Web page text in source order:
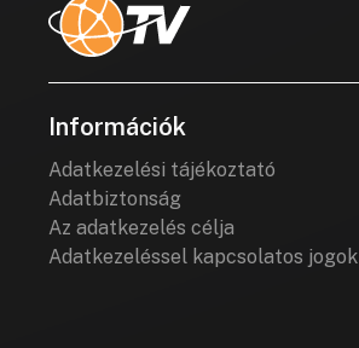
Információk
Adatkezelési tájékoztató
Adatbiztonság
Az adatkezelés célja
Adatkezeléssel kapcsolatos jogok